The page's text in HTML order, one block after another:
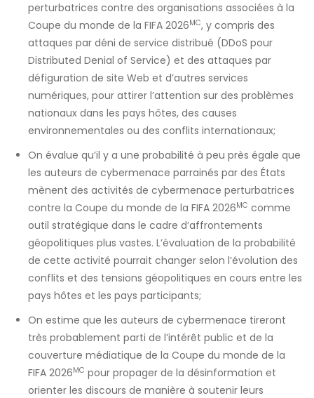
perturbatrices contre des organisations associées à la
Coupe du monde de la FIFA 2026MC, y compris des
attaques par déni de service distribué (DDoS pour
Distributed Denial of Service) et des attaques par
défiguration de site Web et d’autres services
numériques, pour attirer l’attention sur des problèmes
nationaux dans les pays hôtes, des causes
environnementales ou des conflits internationaux;
On évalue qu’il y a une probabilité à peu près égale que
les auteurs de cybermenace parrainés par des États
mènent des activités de cybermenace perturbatrices
contre la Coupe du monde de la FIFA 2026MC comme
outil stratégique dans le cadre d’affrontements
géopolitiques plus vastes. L’évaluation de la probabilité
de cette activité pourrait changer selon l’évolution des
conflits et des tensions géopolitiques en cours entre les
pays hôtes et les pays participants;
On estime que les auteurs de cybermenace tireront
très probablement parti de l’intérêt public et de la
couverture médiatique de la Coupe du monde de la
FIFA 2026MC pour propager de la désinformation et
orienter les discours de manière à soutenir leurs